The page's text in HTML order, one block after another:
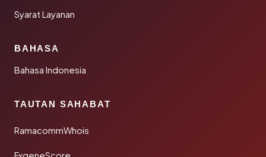
Syarat Layanan
BAHASA
Bahasa Indonesia
TAUTAN SAHABAT
RamacommWhois